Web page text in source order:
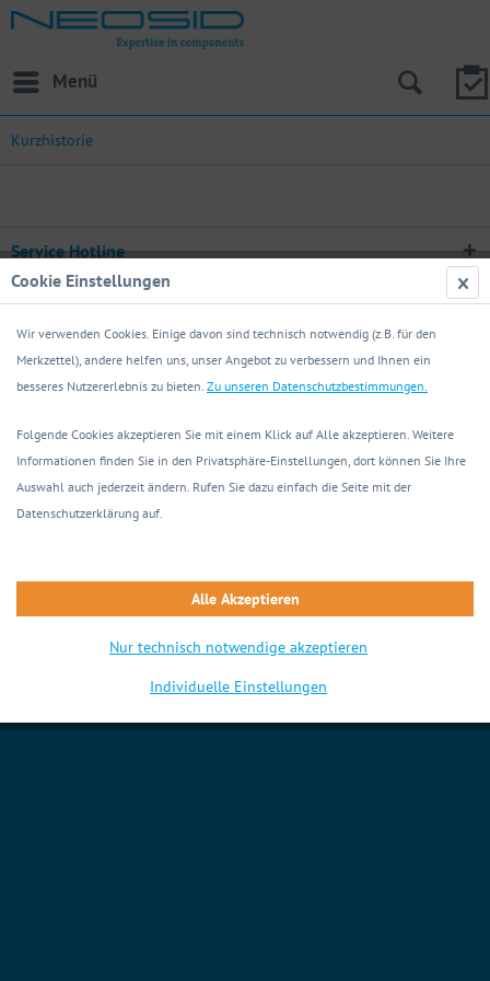
Menü
Kurzhistorie
Service Hotline
Kontakt
Informationen
Copyright © Neosid Pemetzrieder GmbH & Co. KG - Alle Rechte vorbehalten
Cookie Einstellungen
Wir verwenden Cookies. Einige davon sind technisch notwendig (z.B. für den
Merkzettel), andere helfen uns, unser Angebot zu verbessern und Ihnen ein
besseres Nutzererlebnis zu bieten. Zu unseren Datenschutzbestimmungen.
Folgende Cookies akzeptieren Sie mit einem Klick auf Alle akzeptieren. Weitere
Informationen finden Sie in den Privatsphäre-Einstellungen, dort können Sie Ihre
Auswahl auch jederzeit ändern. Rufen Sie dazu einfach die Seite mit der
Datenschutzerklärung auf.
Individuelle Einstellungen
Nur technisch notwendige akzeptieren
Alle Akzeptieren